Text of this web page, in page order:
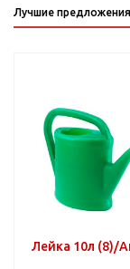
Лучшие предложения
Лейка 10л (8)/